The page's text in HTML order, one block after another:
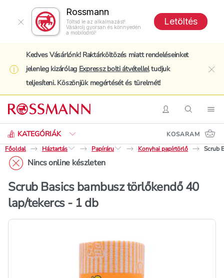
Rossmann
Töltsd le az alkalmazást!
Vásárolj gyorsan és könnyedén
a mobilodról!
Letöltés
Kedves Vásárlónk! Raktárköltözés miatt rendeléseinket
jelenleg kizárólag Expressz bolti átvételleltudjuk
teljesíteni. Köszönjük megértését és türelmét!
BelépésKeresés
KATEGÓRIÁK
Keresés
KOSARAM
Főoldal
Háztartás Papíráru Konyhai papírtörlő Scrub
Nincs online készleten
Scrub Basics bambusz törlőkendő 40
lap/tekercs - 1 db